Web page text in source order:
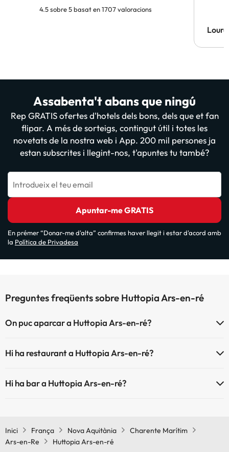
4.5 sobre 5 basat en 1707 valoracions
Assabenta't abans que ningú
Rep GRATIS ofertes d'hotels dels bons, dels que et fan
flipar. A més de sorteigs, contingut útil i totes les
novetats de la nostra web i App. 200 mil persones ja
estan subscrites i llegint-nos, t'apuntes tu també?
Introdueix el teu email
Apuntar-me GRATIS
En prémer “Donar-me d'alta” confirmes haver llegit i estar d'acord amb
la Política de Privadesa
Preguntes freqüents sobre Huttopia Ars-en-ré
On puc aparcar a Huttopia Ars-en-ré?
d'aparcament (sota disponibilitat):
Hi ha restaurant a Huttopia Ars-en-ré?
Hi ha bar a Huttopia Ars-en-ré?
Inici França Nova Aquitània
Charente Marítim
Ars-en-Re
Huttopia Ars-en-ré